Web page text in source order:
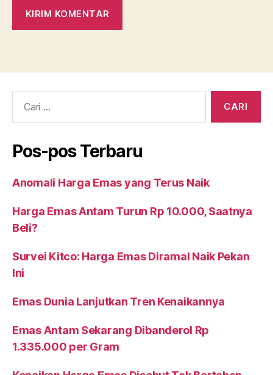
Pos-pos Terbaru
Anomali Harga Emas yang Terus Naik
Harga Emas Antam Turun Rp 10.000, Saatnya
Beli?
Survei Kitco: Harga Emas Diramal Naik Pekan
Ini
Emas Dunia Lanjutkan Tren Kenaikannya
Emas Antam Sekarang Dibanderol Rp
1.335.000 per Gram